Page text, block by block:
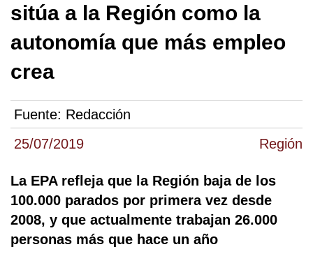
25/07/2019 Región
sitúa a la Región como la
autonomía que más empleo
crea
Fuente: Redacción
La EPA refleja que la Región baja de los
100.000 parados por primera vez desde
2008, y que actualmente trabajan 26.000
personas más que hace un año